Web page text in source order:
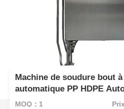
Machine de soudure bout
automatique PP HDPE
220V
MOQ：1